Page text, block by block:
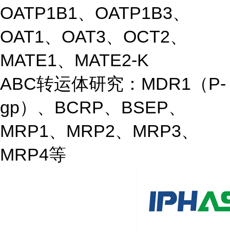
OATP1B1、OATP1B3、
OAT1、OAT3、OCT2、
MATE1、MATE2-K
ABC转运体研究：MDR1（P-
gp）、BCRP、BSEP、
MRP1、MRP2、MRP3、
MRP4等